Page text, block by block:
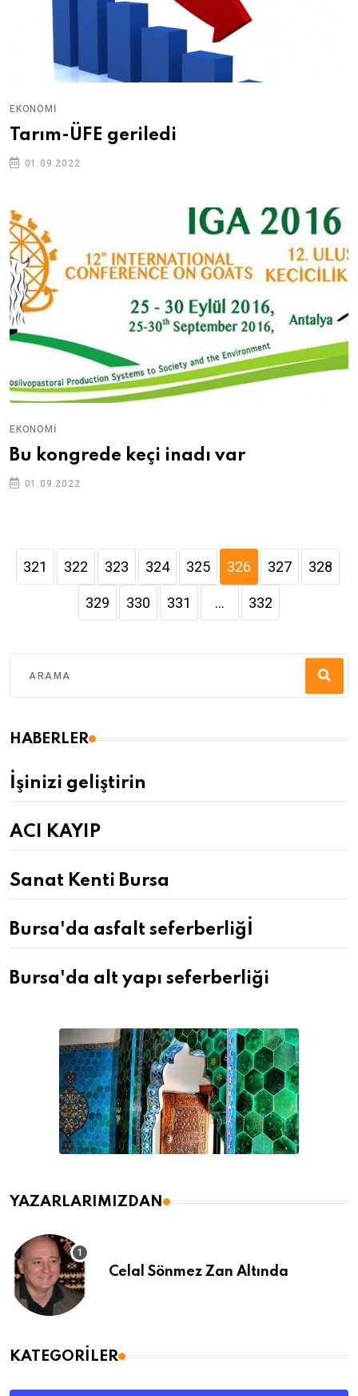
EKONOMI
Tarım-ÜFE geriledi
01.09.2022
EKONOMI
Bu kongrede keçi inadı var
01.09.2022
321 322 323 324 325 326 327 328
329 330 331 ... 332
HABERLER
İşinizi geliştirin
ACI KAYIP
Sanat Kenti Bursa
Bursa'da asfalt seferberliğİ
Bursa'da alt yapı seferberliği
YAZARLARIMIZDAN
Celal Sönmez Zan Altında
KATEGORILER